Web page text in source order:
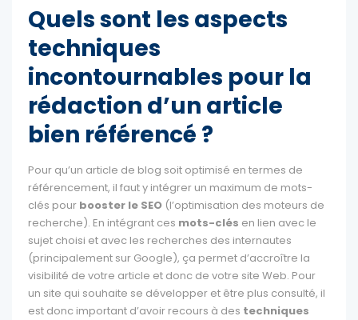
Quels sont les aspects
techniques
incontournables pour la
rédaction d’un article
bien référencé ?
Pour qu’un article de blog soit optimisé en termes de
référencement, il faut y intégrer un maximum de mots-
clés pour booster le SEO (l’optimisation des moteurs de
recherche). En intégrant ces mots-clés en lien avec le
sujet choisi et avec les recherches des internautes
(principalement sur Google), ça permet d’accroître la
visibilité de votre article et donc de votre site Web. Pour
un site qui souhaite se développer et être plus consulté, il
est donc important d’avoir recours à des techniques